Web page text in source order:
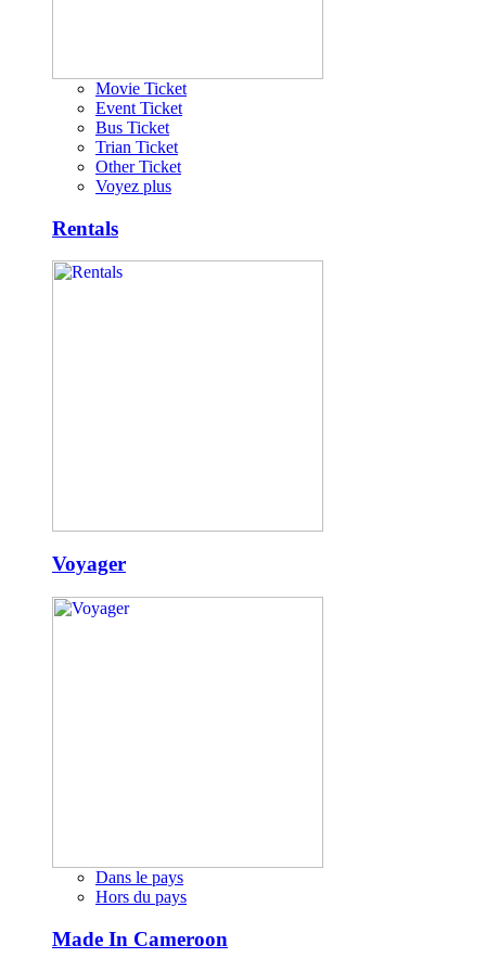
Movie Ticket
Event Ticket
Bus Ticket
Trian Ticket
Other Ticket
Voyez plus
Rentals
Voyager
Dans le pays
Hors du pays
Made In Cameroon